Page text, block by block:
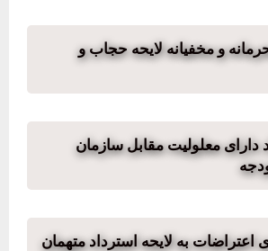
و مخفیانه لایحه حجاب و
دارای معلولیت مقابل سازمان
اعتراضات به لایحه استرداد متهمان